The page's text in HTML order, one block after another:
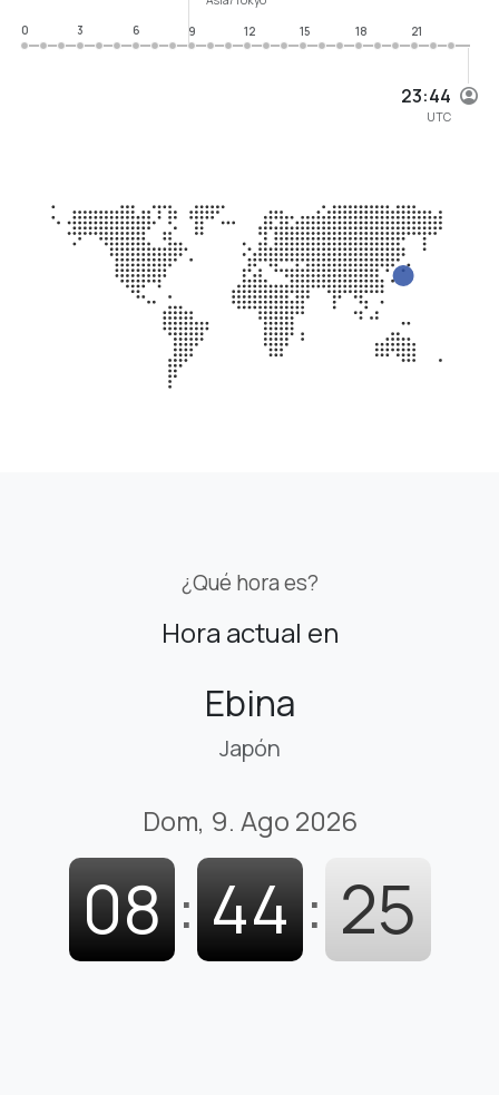
23:44
UTC
0
3 6 9 12 15 18 21
¿Qué hora es?
Hora actual en
Ebina
Japón
Dom, 9. Ago 2026
08 : 44 : 25